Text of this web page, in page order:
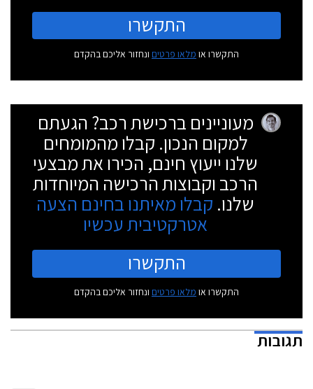
התקשרו
התקשרו או מלאו פרטים ונחזור אליכם בהקדם
מעוניינים ברכישת רכב? הגעתם
למקום הנכון. קבלו מהמומחים
שלנו ייעוץ חינם, הכירו את מבצעי
הרכב וקבוצות הרכישה המיוחדות
שלנו. קבלו מאיתנו בחינם הצעה
אטרקטיבית עכשיו
התקשרו
התקשרו או מלאו פרטים ונחזור אליכם בהקדם
תגובות